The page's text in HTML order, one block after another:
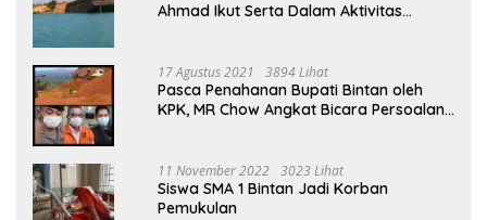
Ahmad Ikut Serta Dalam Aktivitas
17 Agustus 2021 3894 Lihat
Pasca Penahanan Bupati Bintan oleh
KPK, MR Chow Angkat Bicara Persoalan
11 November 2022 3023 Lihat
Siswa SMA 1 Bintan Jadi Korban
Pemukulan